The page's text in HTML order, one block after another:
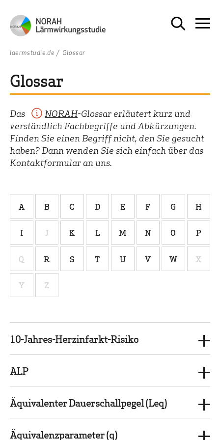
laermstudie.de Glossar
Glossar
Das NORAH-Glossar erläutert kurz und
verständlich Fachbegriffe und Abkürzungen.
Finden Sie einen Begriff nicht, den Sie gesucht
haben? Dann wenden Sie sich einfach über das
Kontaktformular an uns.
A B C D E F G H
I J K L M N O P
Q R S T U V W X
Y Z
10-Jahres-Herzinfarkt-Risiko
ALP
Äquivalenter Dauerschallpegel (Leq)
Äquivalenzparameter (q)